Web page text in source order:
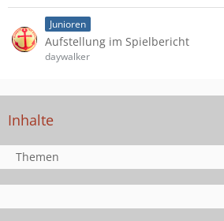
Junioren
Aufstellung im Spielbericht
daywalker
Inhalte
Themen